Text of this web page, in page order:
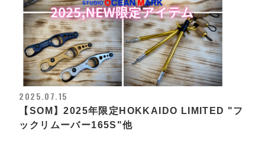
2025.07.15
【SOM】2025年限定HOKKAIDO LIMITED "フ
ックリムーバー165S"他